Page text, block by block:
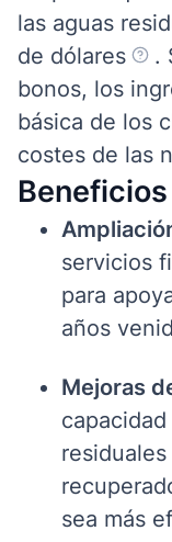
las aguas
de dólares
.
bonos, los
básica de los
costes de las
servicios
para
años
Mejoras
sea más